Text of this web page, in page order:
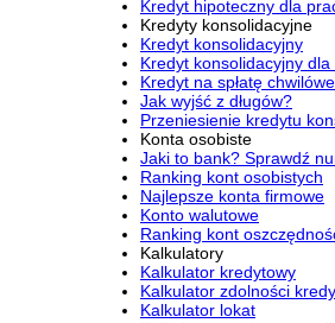
Kredyt hipoteczny dla
Kredyty konsolidacyjne
Kredyt konsolidacyjny
Kredyt konsolidacyjny dla
Kredyt na spłatę
Jak wyjść z długów?
Przeniesienie kredytu
Konta osobiste
Jaki to bank? Sprawdź
Ranking kont osobistych
Najlepsze konta firmowe
Konto walutowe
Ranking kont
Kalkulatory
Kalkulator kredytowy
Kalkulator zdolności
Kalkulator lokat